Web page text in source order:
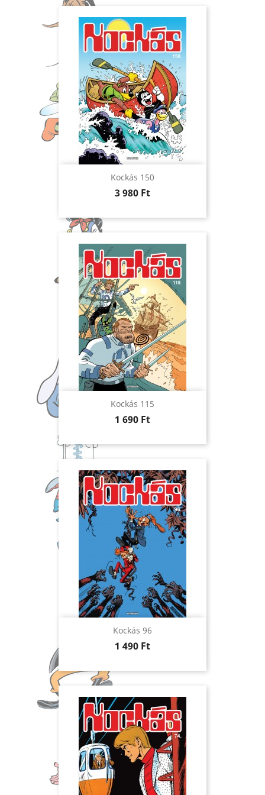
Kockás 150
Ár
3 980 Ft
Kockás 115
Ár
1 690 Ft
Kockás 96
Ár
1 490 Ft